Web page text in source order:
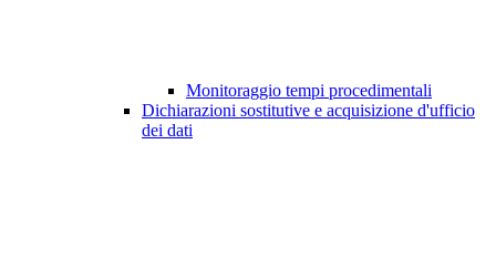
Monitoraggio tempi procedimentali
Dichiarazioni sostitutive e acquisizione d'ufficio
dei dati